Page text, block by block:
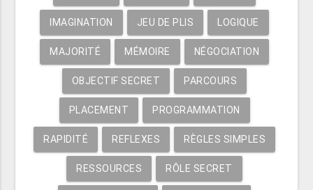
IMAGINATION JEU DE PLIS LOGIQUE
MAJORITÉ MÉMOIRE NÉGOCIATION
OBJECTIF SECRET PARCOURS
PLACEMENT PROGRAMMATION
RAPIDITÉ REFLEXES RÈGLES SIMPLES
RESSOURCES RÔLE SECRET